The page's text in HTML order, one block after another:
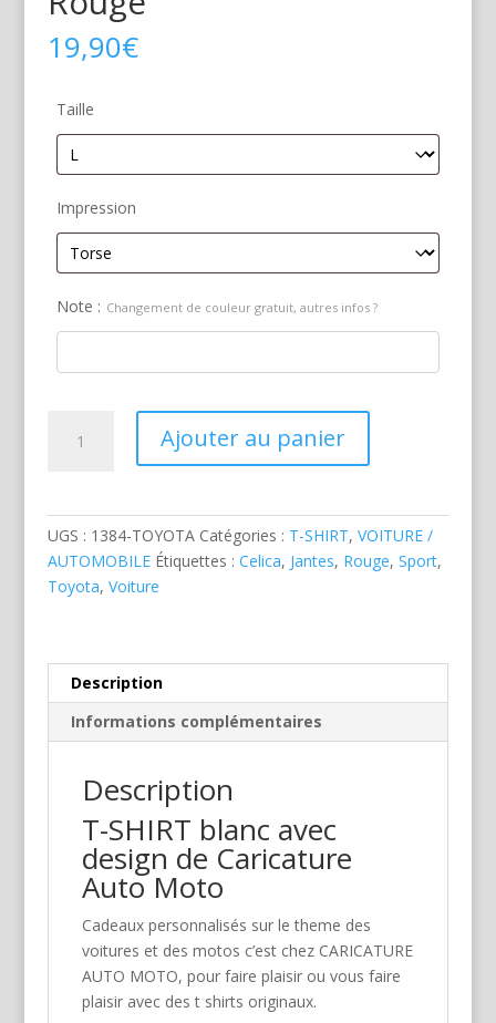
19,90€
Taille
Impression
Note : Changement de couleur gratuit, autres infos ?
Ajouter au panier
UGS : 1384-TOYOTA Catégories : T-SHIRT, VOITURE /
AUTOMOBILE Étiquettes : Celica, Jantes, Rouge, Sport,
Toyota, Voiture
Description
Informations complémentaires
Description
T-SHIRT blanc avec
design de Caricature
Auto Moto
Cadeaux personnalisés sur le theme des
voitures et des motos c’est chez CARICATURE
AUTO MOTO, pour faire plaisir ou vous faire
plaisir avec des t shirts originaux.